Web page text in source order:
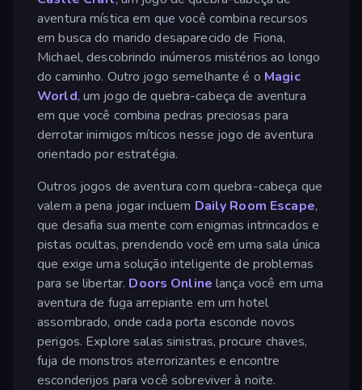
aventura mística em que você combina recursos
em busca do marido desaparecido de Fiona,
Michael, descobrindo inúmeros mistérios ao longo
do caminho. Outro jogo semelhante é o Magic
World, um jogo de quebra-cabeça de aventura
em que você combina pedras preciosas para
derrotar inimigos míticos nesse jogo de aventura
orientado por estratégia.
Outros jogos de aventura com quebra-cabeça que
valem a pena jogar incluem Daily Room Escape,
que desafia sua mente com enigmas intrincados e
pistas ocultas, prendendo você em uma sala única
que exige uma solução inteligente de problemas
para se libertar. Doors Online lança você em uma
aventura de fuga arrepiante em um hotel
assombrado, onde cada porta esconde novos
perigos. Explore salas sinistras, procure chaves,
fuja de monstros aterrorizantes e encontre
esconderijos para você sobreviver à noite.